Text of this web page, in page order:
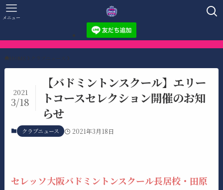
メニュー
HOME クラブニュース
【バドミントンスクール】エリー
トコースセレクション開催のお知
らせ
2021
3/18
クラブニュース 2021年3月18日
セレッソ大阪バドミントンスクール長居校・田原